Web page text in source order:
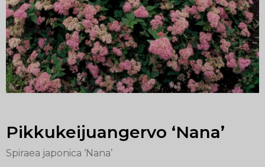
Pikkukeijuangervo ‘Nana’
Spiraea japonica ‘Nana’